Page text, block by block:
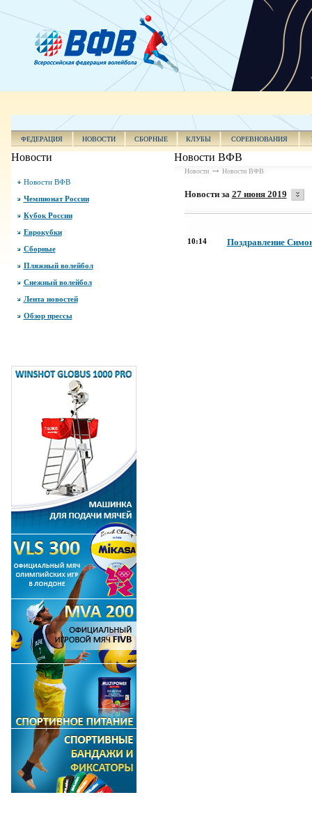
ФЕДЕРАЦИЯ НОВОСТИ СБОРНЫЕ КЛУБЫ СОРЕВНОВАНИЯ
Новости
Новости ВФВ
Чемпионат России
Кубок России
Еврокубки
Сборные
Пляжный волейбол
Снежный волейбол
Лента новостей
Обзор прессы
Новости ВФВ
Новости Новости ВФВ
Новости за 27 июня 2019
10:14 Поздравление